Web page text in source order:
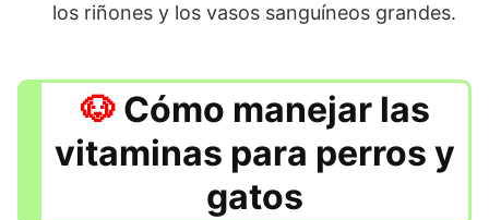
los riñones y los vasos sanguíneos grandes.
Cómo manejar las
vitaminas para perros y
gatos